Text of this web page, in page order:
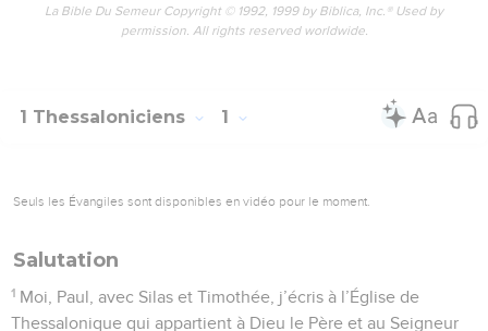
La Bible Du Semeur Copyright © 1992, 1999 by Biblica, Inc.® Used by
permission. All rights reserved worldwide.
1 Thessaloniciens 1
Seuls les Évangiles sont disponibles en vidéo pour le moment.
Salutation
1 Moi, Paul, avec Silas et Timothée, j’écris à l’Église de
Thessalonique qui appartient à Dieu le Père et au Seigneur